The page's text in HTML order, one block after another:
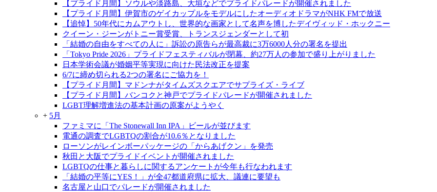
【プライド月間】ソウルや淡路島、大垣などでプライドパレードが開催されました
【プライド月間】伊賀市のゲイカップルをモデルにしたオーディオドラマがNHK FMで放送
【追悼】50年代にカムアウトし、世界的な画家として名声を博したデイヴィッド・ホックニー
クイーン・ジーンがトニー賞受賞、トランスジェンダーとして初
「結婚の自由をすべての人に」訴訟の原告らが最高裁に3万6000人分の署名を提出
「Tokyo Pride 2026」プライドフェスティバルが閉幕、約27万人の参加で盛り上がりました
日本学術会議が婚姻平等実現に向けた民法改正を提案
6/7に締め切られる2つの署名にご協力を！
【プライド月間】マドンナがタイムズスクエアでサプライズ・ライブ
【プライド月間】バンコクと神戸でプライドパレードが開催されました
LGBT理解増進法の基本計画の原案がようやく
+ 5月
ファミマに「The Stonewall Inn IPA」ビールが並びます
電通の調査でLGBTQの割合が10.6％となりました
ローソンがレインボーパッケージの「からあげクン」を発売
秋田と大阪でプライドイベントが開催されました
LGBTQの仕事と暮らしに関するアンケートが今年も行なわれます
「結婚の平等にYES！」が全47都道府県に拡大、議連に要望も
名古屋と山口でパレードが開催されました